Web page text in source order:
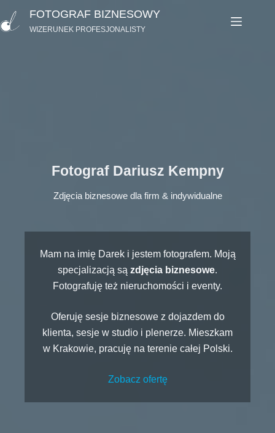
do
FOTOGRAF BIZNESOWY
WIZERUNEK PROFESJONALISTY
Fotograf Dariusz Kempny
Zdjęcia biznesowe dla firm & indywidualne
Mam na imię Darek i jestem fotografem. Moją
specjalizacją są zdjęcia biznesowe.
Fotografuję też nieruchomości i eventy.
Oferuję sesje biznesowe z dojazdem do
klienta, sesje w studio i plenerze. Mieszkam
w Krakowie, pracuję na terenie całej Polski.
Zobacz ofertę